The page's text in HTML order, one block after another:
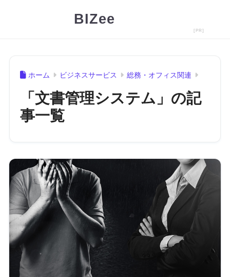
BIZee
ホーム ビジネスサービス 総務・オフィス関連
「文書管理システム」の記
事一覧